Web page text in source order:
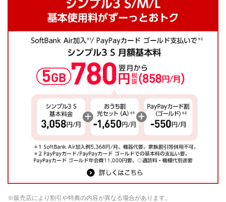
※販売店により割引や特典の内容が異なる場合があります。